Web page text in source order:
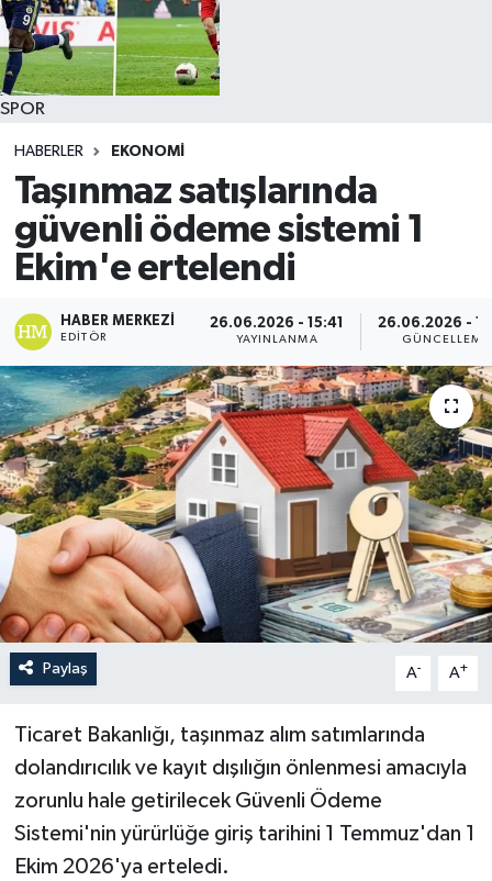
SPOR
HABERLER EKONOMİ
Taşınmaz satışlarında
güvenli ödeme sistemi 1
Ekim'e ertelendi
HABER MERKEZI
EDITÖR
26.06.2026 - 15:41
YAYINLANMA
26.06.2026 -
GÜNCELLEME
Paylaş A- A+
Ticaret Bakanlığı, taşınmaz alım satımlarında
dolandırıcılık ve kayıt dışılığın önlenmesi amacıyla
zorunlu hale getirilecek Güvenli Ödeme
Sistemi'nin yürürlüğe giriş tarihini 1 Temmuz'dan 1
Ekim 2026'ya erteledi.